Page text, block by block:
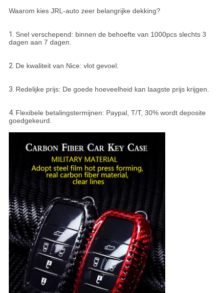
Waarom kies JRL-auto zeer belangrijke dekking?
1. Snel verschepend: binnen de behoefte van 1000pcs slechts 3
dagen aan 7 dagen.
2. De kwaliteit van Nice: vlot gevoel.
3. Redelijke prijs: De goede hoeveelheid kan laagste prijs krijgen.
4. Flexibele betalingstermijnen: Paypal, T/T, 30% wordt deposite
goedgekeurd.